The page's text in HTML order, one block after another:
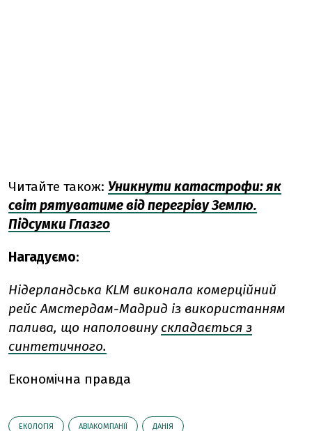
Читайте також: Уникнути катастрофи: як
світ рятуватиме від перегріву Землю.
Підсумки Глазго
Нагадуємо:
Нідерландська KLM виконала комерційний
рейс Амстердам-Мадрид із використанням
палива, що наполовину складається з
синтетичного.
Економічна правда
ЕКОЛОГІЯ АВІАКОМПАНІЇ ДАНІЯ